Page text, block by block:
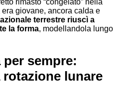
rimasto “congelato” nella
giovane, ancora calda e
terrestre riuscì a
la forma, modellandola lungo
sempre:
rotazione lunare